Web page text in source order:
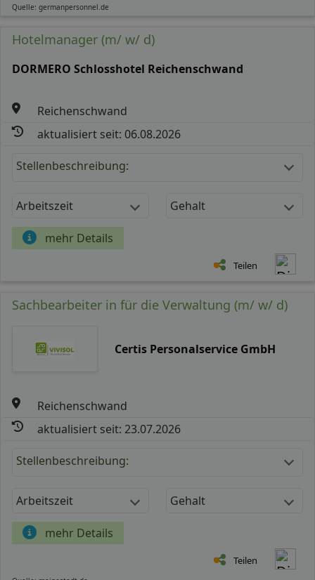
Quelle: germanpersonnel.de
Hotelmanager (m/ w/ d)
DORMERO Schlosshotel Reichenschwand
Reichenschwand
aktualisiert seit: 06.08.2026
Stellenbeschreibung:
Arbeitszeit Gehalt
mehr Details
Teilen
Sachbearbeiter in für die Verwaltung (m/ w/ d)
Certis Personalservice GmbH
Reichenschwand
aktualisiert seit: 23.07.2026
Stellenbeschreibung:
Arbeitszeit Gehalt
mehr Details
Teilen